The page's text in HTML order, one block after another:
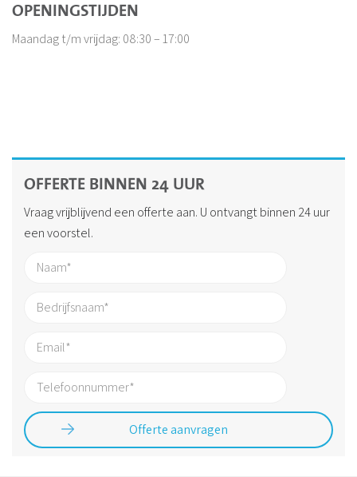
OPENINGSTIJDEN
Maandag t/m vrijdag: 08:30 – 17:00
OFFERTE BINNEN 24 UUR
Vraag vrijblijvend een offerte aan. U ontvangt binnen 24 uur
een voorstel.